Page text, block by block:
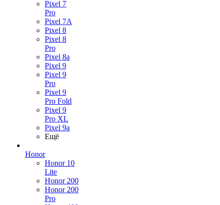
Pixel 7
Pro
Pixel 7A
Pixel 8
Pixel 8
Pro
Pixel 8a
Pixel 9
Pixel 9
Pro
Pixel 9
Pro Fold
Pixel 9
Pro XL
Pixel 9a
Ещё
Honor
Honor 10
Lite
Honor 200
Honor 200
Pro